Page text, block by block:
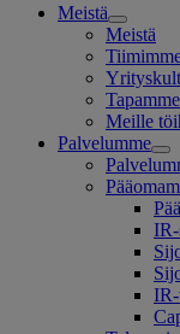
Meistä
Meistä
Meille
Palvelumme
IR-